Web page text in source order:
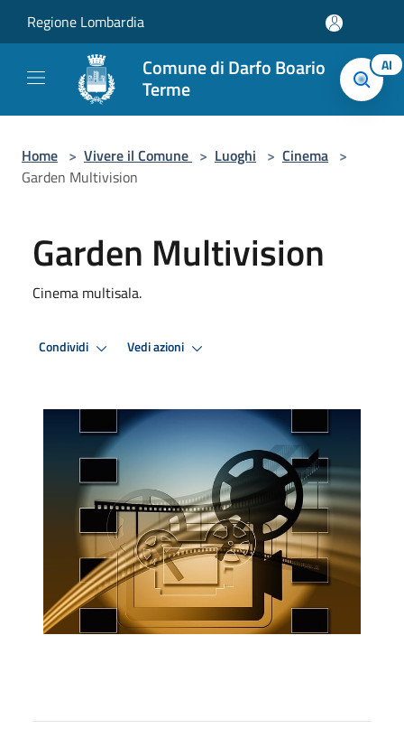
Regione Lombardia
Comune di Darfo Boario
Terme
AI
Home > Vivere il Comune > Luoghi > Cinema >
Garden Multivision
Garden Multivision
Cinema multisala.
Condividi Vedi azioni